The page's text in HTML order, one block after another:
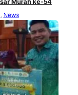
Murah ke-54
, News